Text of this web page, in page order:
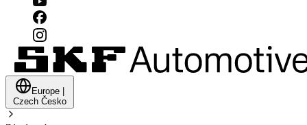
Europe
Czech Česko